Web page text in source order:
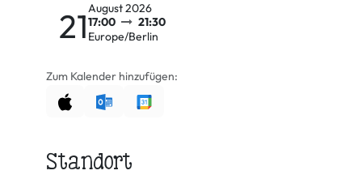
21August 2026
17:00
21:30
Europe/Berlin
Zum Kalender hinzufügen:
Standort